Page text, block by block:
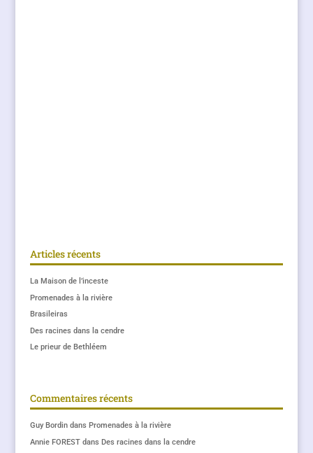
Articles récents
La Maison de l’inceste
Promenades à la rivière
Brasileiras
Des racines dans la cendre
Le prieur de Bethléem
Commentaires récents
Guy Bordindans Promenades à la rivière
Annie FORESTdans Des racines dans la cendre